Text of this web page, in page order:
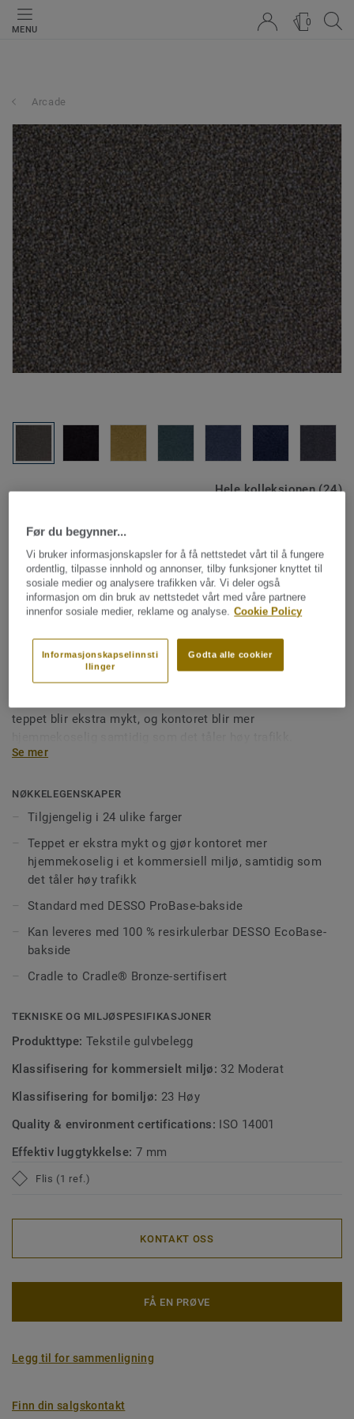
MENU
0
Arcade
Hele kolleksjonen (24)
Teppefliser
Arcade - Arcade B023 2931
DESSO Arcade er et unikt, strukturert produkt som gjør ditt
teppet blir ekstra mykt, og kontoret blir mer
Mønstereffekten i DESSO Arcade skaper et unikt og svært
fargeutvalg – fra nøytral brun til beige via rød, fiolett og
gull.
Se mer
NØKKELEGENSKAPER
Tilgjengelig i 24 ulike farger
Teppet er ekstra mykt og gjør kontoret mer
hjemmekoselig i et kommersiell miljø, samtidig som
det tåler høy trafikk
Standard med DESSO ProBase-bakside
Kan leveres med 100 % resirkulerbar DESSO EcoBase-
bakside
Cradle to Cradle® Bronze-sertifisert
TEKNISKE OG MILJØSPESIFIKASJONER
Produkttype: Tekstile gulvbelegg
Klassifisering for kommersielt miljø: 32 Moderat
Klassifisering for bomiljø: 23 Høy
Quality & environment certifications: ISO 14001
Effektiv luggtykkelse: 7 mm
Flis (1 ref.)
KONTAKT OSS
FÅ EN PRØVE
Legg til for sammenligning
Finn din salgskontakt
Før du begynner...
Vi bruker informasjonskapsler for å få nettstedet vårt til å fungere
ordentlig, tilpasse innhold og annonser, tilby funksjoner knyttet til
sosiale medier og analysere trafikken vår. Vi deler også
informasjon om din bruk av nettstedet vårt med våre partnere
innenfor sosiale medier, reklame og analyse. Cookie Policy
Godta alle cookier
Informasjonskapselinnsti
llinger